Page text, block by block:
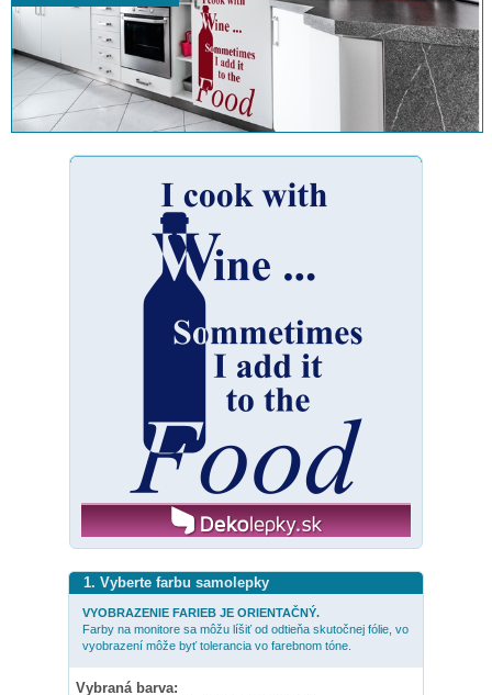
1. Vyberte farbu samolepky
VYOBRAZENIE FARIEB JE ORIENTAČNÝ.
Farby na monitore sa môžu líšiť od odtieňa skutočnej fólie, vo
vyobrazení môže byť tolerancia vo farebnom tóne.
Vybraná barva: